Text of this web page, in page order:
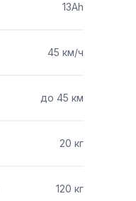
13Ah
45 км/ч
до 45 км
20 кг
120 кг